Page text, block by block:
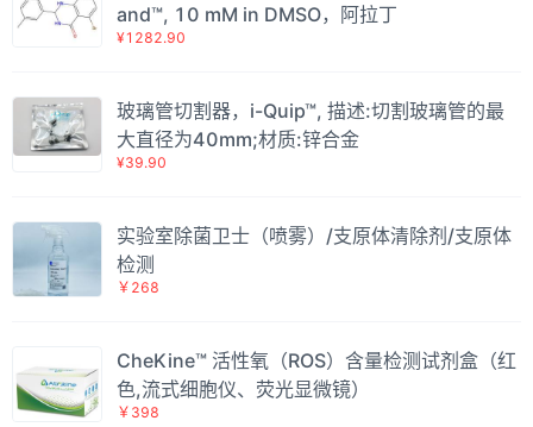
and™, 10 mM in DMSO，阿拉丁
¥1282.90
玻璃管切割器，i-Quip™, 描述:切割玻璃管的最
大直径为40mm;材质:锌合金
¥39.90
实验室除菌卫士（喷雾）/支原体清除剂/支原体
检测
￥268
CheKine™ 活性氧（ROS）含量检测试剂盒（红
色,流式细胞仪、荧光显微镜）
￥398